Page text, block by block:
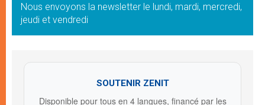
Nous envoyons la newsletter le lundi, mardi, mercredi,
jeudi et vendredi
SOUTENIR ZENIT
Disponible pour tous en 4 langues, financé par les